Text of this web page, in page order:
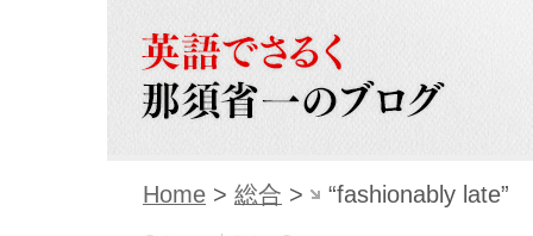
Home > 総合 > “fashionably late”